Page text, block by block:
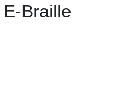
Braille